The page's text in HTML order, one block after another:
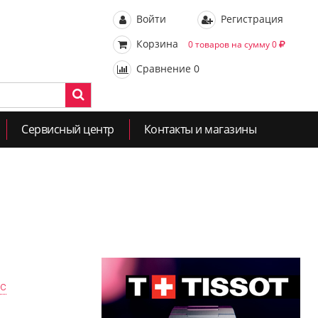
Войти
Регистрация
Корзина
0 товаров на сумму 0
Сравнение 0
Сервисный центр Контакты и магазины